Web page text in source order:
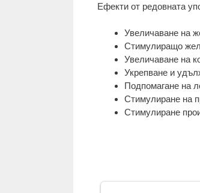
Ефекти от редовната
Увеличаване на
Стимулиращо
Увеличаване на
Укрепване и
Подпомагане на
Стимулиране на
Стимулиране